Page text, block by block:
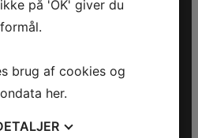
på 'OK' giver du
brug af cookies og
her.